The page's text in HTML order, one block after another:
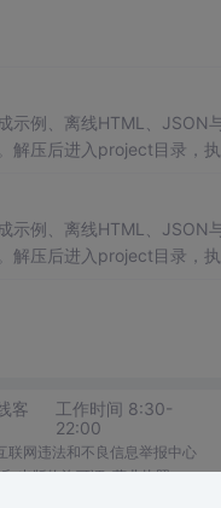
示例、离线HTML、JSON
解压后进入project目录，
实践。
示例、离线HTML、JSON
解压后进入project目录，
实践。
客
工作时间 8:30-
22:00
联网违法和不良信息举报中心
出版物许可证 营业执照